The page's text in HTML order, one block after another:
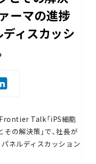
ーマの進捗
ディスカッシ
Talk「iPS細胞
の解決策」で、社長が
ネルディスカッション